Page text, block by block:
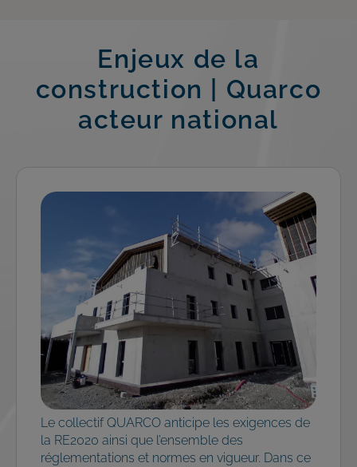
Enjeux de la
construction | Quarco
acteur national
Le collectif QUARCO anticipe les exigences de
la RE2020 ainsi que l’ensemble des
réglementations et normes en vigueur. Dans ce